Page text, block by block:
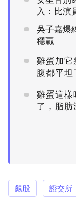
入：比演
吳子嘉爆
穩贏
雞蛋加它
腹都平坦
雞蛋這樣
了，脂肪
飆股 證交所